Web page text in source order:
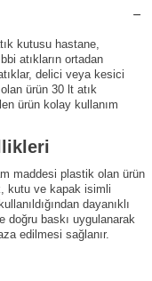
kutusu hastane,
atıkların ortadan
delici veya kesici
ürün 30 lt atık
ürün kolay kullanım
maddesi plastik olan ürün
kutu ve kapak isimli
dayanıklı
doğru baskı uygulanarak
edilmesi sağlanır.